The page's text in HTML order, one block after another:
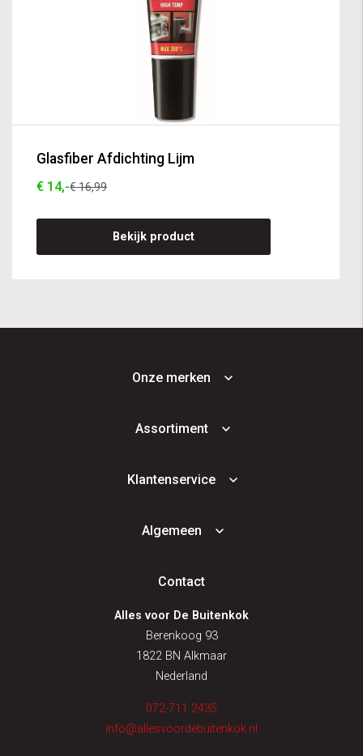
Glasfiber Afdichting Lijm
€ 14,-€ 16,99
Bekijk product
Onze merken
Assortiment
Klantenservice
Algemeen
Contact
Alles voor De Buitenkok
Berenkoog 93
1822 BN Alkmaar
Nederland
072-711 2435
info@allesvoordebuitenkok.nl